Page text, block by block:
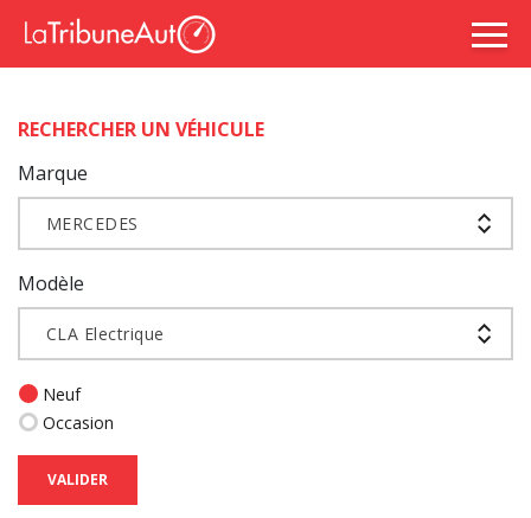
RECHERCHER UN VÉHICULE
Marque
MERCEDES
Modèle
CLA Electrique
Neuf
Occasion
VALIDER